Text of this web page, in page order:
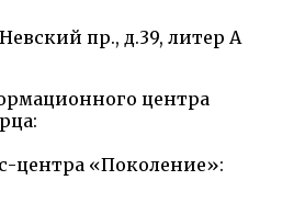
пр., д.39, литер А
центра
центра «Поколение»: